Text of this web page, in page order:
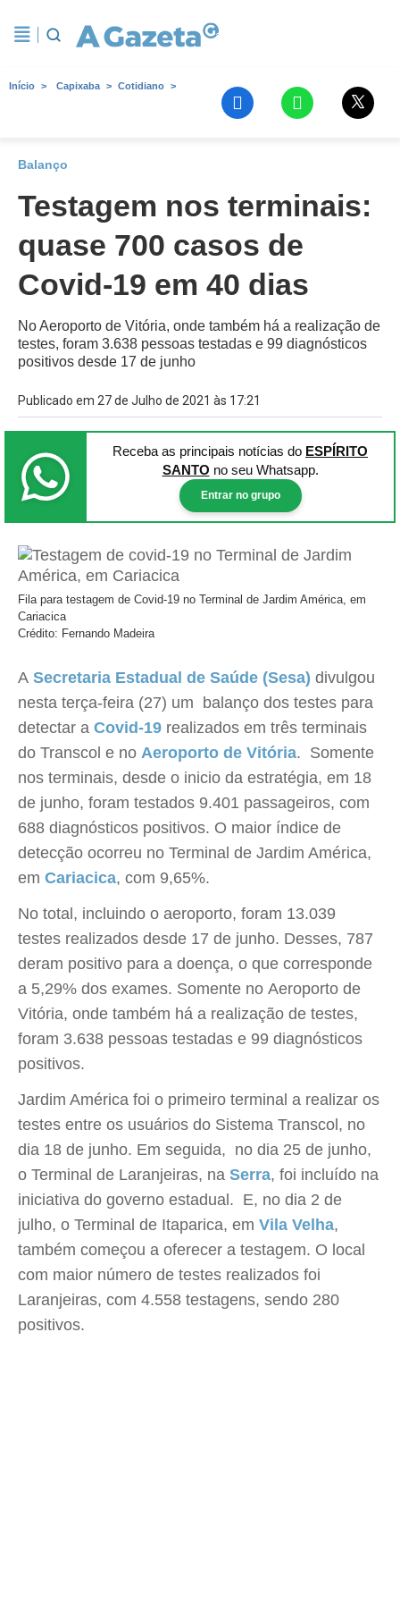
Início Capixaba Cotidiano
Balanço
Testagem nos terminais:
quase 700 casos de
Covid-19 em 40 dias
No Aeroporto de Vitória, onde também há a realização de
testes, foram 3.638 pessoas testadas e 99 diagnósticos
positivos desde 17 de junho
Publicado em 27 de Julho de 2021 às 17:21
Receba as principais notícias do ESPÍRITO
SANTO no seu Whatsapp.
Entrar no grupo
Fila para testagem de Covid-19 no Terminal de Jardim América, em
Cariacica
Crédito: Fernando Madeira
A Secretaria Estadual de Saúde (Sesa) divulgou
nesta terça-feira (27) um balanço dos testes para
detectar a Covid-19 realizados em três terminais
do Transcol e no Aeroporto de Vitória. Somente
nos terminais, desde o inicio da estratégia, em 18
de junho, foram testados 9.401 passageiros, com
688 diagnósticos positivos. O maior índice de
detecção ocorreu no Terminal de Jardim América,
em Cariacica, com 9,65%.
No total, incluindo o aeroporto, foram 13.039
testes realizados desde 17 de junho. Desses, 787
deram positivo para a doença, o que corresponde
a 5,29% dos exames. Somente no Aeroporto de
Vitória, onde também há a realização de testes,
foram 3.638 pessoas testadas e 99 diagnósticos
positivos.
Jardim América foi o primeiro terminal a realizar os
testes entre os usuários do Sistema Transcol, no
dia 18 de junho. Em seguida, no dia 25 de junho,
o Terminal de Laranjeiras, na Serra, foi incluído na
iniciativa do governo estadual. E, no dia 2 de
julho, o Terminal de Itaparica, em Vila Velha,
também começou a oferecer a testagem. O local
com maior número de testes realizados foi
Laranjeiras, com 4.558 testagens, sendo 280
positivos.